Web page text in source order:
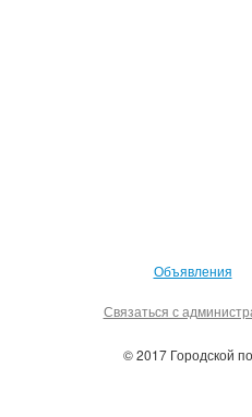
Объявления
Связаться с
© 2017 Городской